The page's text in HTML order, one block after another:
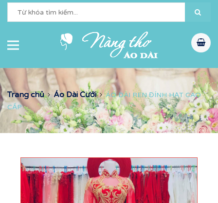
Trang chủ Áo Dài Cưới
ÁO DÀI REN ĐÍNH HẠT CAO
CẤP